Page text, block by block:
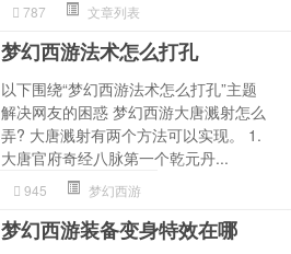
787 文章列表
梦幻西游法术怎么打孔
以下围绕“梦幻西游法术怎么打孔”主题
解决网友的困惑 梦幻西游大唐溅射怎么
弄? 大唐溅射有两个方法可以实现。 1.
大唐官府奇经八脉第一个乾元丹...
945 梦幻西游
梦幻西游装备变身特效在哪